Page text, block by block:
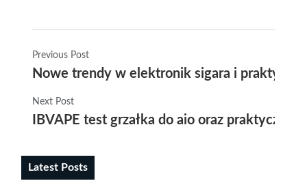
Previous Post
Nowe trendy w elektronik sigara i
Next Post
IBVAPE test grzałka do aio oraz praktyczny
Latest Posts